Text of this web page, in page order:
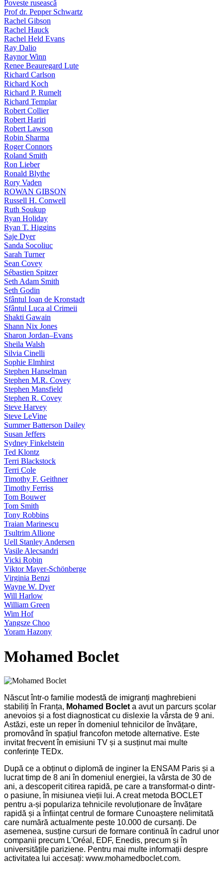
Poveste rusească
Prof dr. Pepper Schwartz
Rachel Gibson
Rachel Hauck
Rachel Held Evans
Ray Dalio
Raynor Winn
Renee Beauregard Lute
Richard Carlson
Richard Koch
Richard P. Rumelt
Richard Templar
Robert Collier
Robert Hariri
Robert Lawson
Robin Sharma
Roger Connors
Roland Smith
Ron Lieber
Ronald Blythe
Rory Vaden
ROWAN GIBSON
Russell H. Conwell
Ruth Soukup
Ryan Holiday
Ryan T. Higgins
Saje Dyer
Sanda Socoliuc
Sarah Turner
Sean Covey
Sébastien Spitzer
Seth Adam Smith
Seth Godin
Sfântul Ioan de Kronstadt
Sfântul Luca al Crimeii
Shakti Gawain
Shann Nix Jones
Sharon Jordan–Evans
Sheila Walsh
Silvia Cinelli
Sophie Elmhirst
Stephen Hanselman
Stephen M.R. Covey
Stephen Mansfield
Stephen R. Covey
Steve Harvey
Steve LeVine
Summer Batterson Dailey
Susan Jeffers
Sydney Finkelstein
Ted Klontz
Terri Blackstock
Terri Cole
Timothy F. Geithner
Timothy Ferriss
Tom Bouwer
Tom Smith
Tony Robbins
Traian Marinescu
Tsultrim Allione
Uell Stanley Andersen
Vasile Alecsandri
Vicki Robin
Viktor Mayer-Schönberge
Virginia Benzi
Wayne W. Dyer
Will Harlow
William Green
Wim Hof
Yangsze Choo
Yoram Hazony
Mohamed Boclet
Născut într-o familie modestă de imigranți maghrebieni
stabiliți în Franța, Mohamed Boclet a avut un parcurs școlar
anevoios și a fost diagnosticat cu dislexie la vârsta de 9 ani.
Astăzi, este un reper în domeniul tehnicilor de învățare,
promovând în spațiul francofon metode alternative. Este
invitat frecvent în emisiuni TV și a susținut mai multe
conferințe TEDx.
După ce a obținut o diplomă de inginer la ENSAM Paris și a
lucrat timp de 8 ani în domeniul energiei, la vârsta de 30 de
ani, a descoperit citirea rapidă, pe care a transformat-o dintr-
o pasiune, în misiunea vieții lui. A creat metoda BOCLET
pentru a-și populariza tehnicile revoluționare de învățare
rapidă și a înființat centrul de formare Cunoaștere nelimitată
care numără actualmente peste 10.000 de cursanți. De
asemenea, susține cursuri de formare continuă în cadrul unor
companii precum L'Oréal, EDF, Enedis, precum și în
universitățile pariziene. Pentru mai multe informații despre
activitatea lui accesați: www.mohamedboclet.com.